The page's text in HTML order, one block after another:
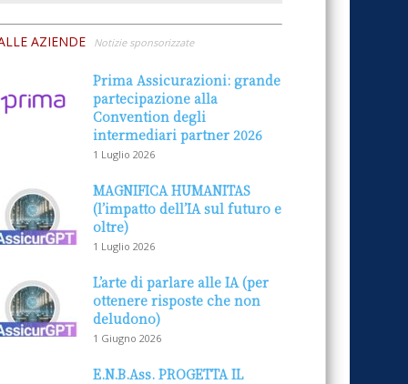
AZIENDE Notizie sponsorizzate
Prima Assicurazioni: grande
partecipazione alla
Convention degli
intermediari partner 2026
1 Luglio 2026
MAGNIFICA HUMANITAS
(l’impatto dell’IA sul futuro e
oltre)
1 Luglio 2026
L’arte di parlare alle IA (per
ottenere risposte che non
deludono)
1 Giugno 2026
E.N.B.Ass. PROGETTA IL